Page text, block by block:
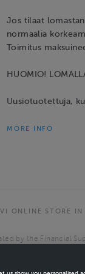
Jos tilaat
normaalia
Toimitus
HUOMIO!
Uusiotuotettuja,
MORE INFO
ONLINE STORE IN
by the Financial